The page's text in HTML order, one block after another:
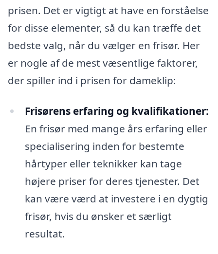
prisen. Det er vigtigt at have en forståelse
for disse elementer, så du kan træffe det
bedste valg, når du vælger en frisør. Her
er nogle af de mest væsentlige faktorer,
der spiller ind i prisen for dameklip:
Frisørens erfaring og kvalifikationer:
En frisør med mange års erfaring eller
specialisering inden for bestemte
hårtyper eller teknikker kan tage
højere priser for deres tjenester. Det
kan være værd at investere i en dygtig
frisør, hvis du ønsker et særligt
resultat.